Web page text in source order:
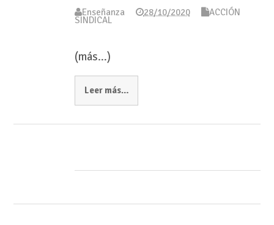
Enseñanza 28/10/2020 ACCIÓN
SINDICAL
(más…)
Leer más…